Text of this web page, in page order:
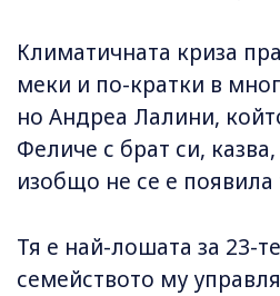
Климатичната криза
меки и по-кратки в
но Андреа Лалини,
Феличе с брат си,
изобщо не се е появила
Тя е най-лошата за 23-
семейството му